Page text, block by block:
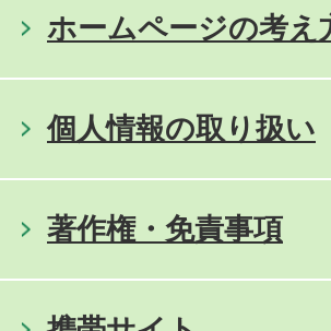
ホームページの考え
個人情報の取り扱い
著作権・免責事項